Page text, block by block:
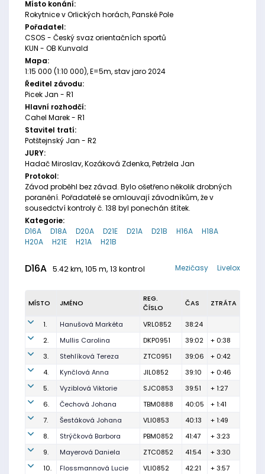
Místo konání:
Rokytnice v Orlických horách, Panské Pole
Pořadatel:
CSOS - Český svaz orientačních sportů
KUN - OB Kunvald
Mapa:
1:15 000 (1:10 000), E=5m, stav jaro 2024
Ředitel závodu:
Picek Jan - R1
Hlavní rozhodčí:
Cahel Marek - R1
Stavitel tratí:
Potštejnský Jan - R2
JURY:
Hadač Miroslav, Kozáková Zdenka, Petržela Jan
Protokol:
Závod proběhl bez závad. Bylo ošetřeno několik drobných
poranění. Pořadatelé se omlouvají závodníkům, že v
sousedctví kontroly č. 138 byl ponechán štítek.
Kategorie:
D16A
D18A D20A D21E D21A D21B H16A
H18A
H20A
H21E H21A H21B
D16A 5.42 km, 105 m, 13 kontrol Livelox
Mezičasy
MÍSTO JMÉNO
REG.
ČÍSLO
ČAS ZTRÁTA
1. Hanušová Markéta VRL0852
38:24
2.
Mullis Carolina DKP0951 39:02
+ 0:38
3.
Stehlíková Tereza ZTC0951 39:06
+ 0:42
4.
Kynčlová Anna JIL0852 39:10
+ 0:46
5.
Vyziblová Viktorie SJC0853 39:51
+ 1:27
6.
Čechová Johana TBM0888 40:05
+ 1:41
7.
Šestáková Johana VLI0853 40:13
+ 1:49
8.
Strýčková Barbora PBM0852 41:47
+ 3:23
9.
Mayerová Daniela ZTC0852 41:54
+ 3:30
10.
Flossmannová Lucie VLI0852 42:21
+ 3:57